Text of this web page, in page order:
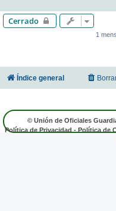
Cerrado
1
Índice general
© Unión de Oficiales
Política de Privacidad - Política de